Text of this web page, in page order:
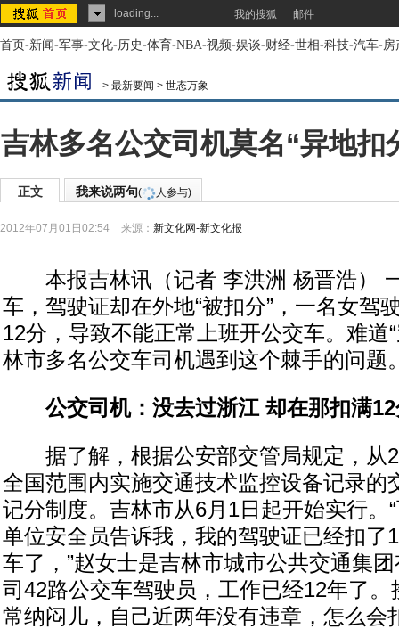
loading... 我的搜狐 邮件
首页-新闻-军事-文化-历史-体育-NBA-视频-娱谈-财经-世相-科技-汽车-房
> 最新要闻 > 世态万象
吉林多名公交司机莫名“异地扣
正文 我来说两句( 人参与)
2012年07月01日02:54 来源： 新文化网-新文化报
本报吉林讯（记者 李洪洲 杨晋浩）
车，驾驶证却在外地“被扣分”，一名女驾
12分，导致不能正常上班开公交车。难道
林市多名公交车司机遇到这个棘手的问题
公交司机：没去过浙江 却在那扣满
据了解，根据公安部交管局规定，从
全国范围内实施交通技术监控设备记录的
记分制度。吉林市从6月1日起开始实行。
单位安全员告诉我，我的驾驶证已经扣了
车了，”赵女士是吉林市城市公共交通集
司42路公交车驾驶员，工作已经12年了
常纳闷儿，自己近两年没有违章，怎么会